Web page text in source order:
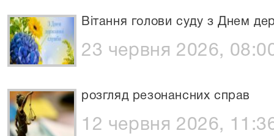
Вітання голови суду з Днем
23 червня 2026,
розгляд резонансних справ
12 червня 2026,